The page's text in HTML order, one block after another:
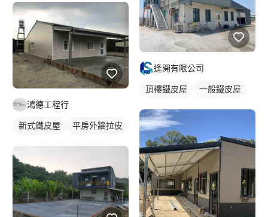
鴻德工程行
新式鐵皮屋
平房外牆拉皮
鐵皮浪板
逢開有限公司
頂樓鐵皮屋
一般鐵皮屋
外牆鐵皮